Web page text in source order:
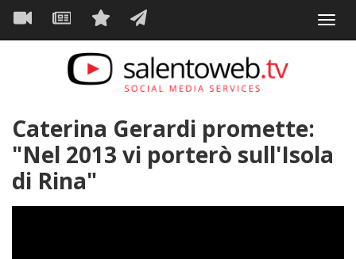
Salta
contenuto
Navigazione
principale
Caterina Gerardi promette:
"Nel 2013 vi porterò sull'Isola
di Rina"